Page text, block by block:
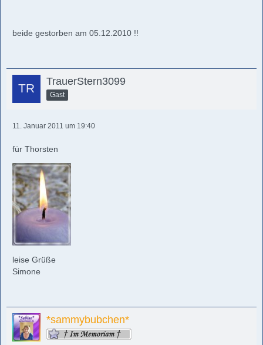
beide gestorben am 05.12.2010 !!
TrauerStern3099
Gast
11. Januar 2011 um 19:40
für Thorsten
leise Grüße
Simone
*sammybubchen*